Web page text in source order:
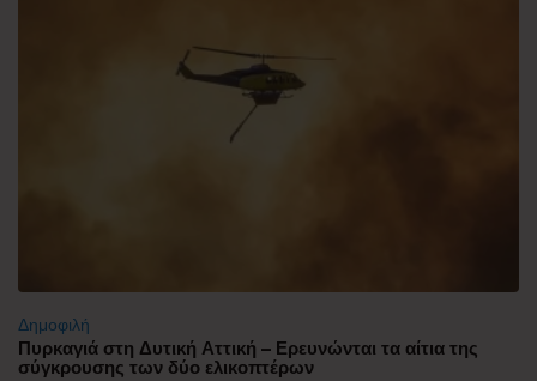
Δημοφιλή
Πυρκαγιά στη Δυτική Αττική – Ερευνώνται τα αίτια της
σύγκρουσης των δύο ελικοπτέρων